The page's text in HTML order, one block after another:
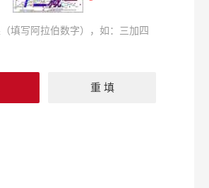
填写阿拉伯数字），如：三加四